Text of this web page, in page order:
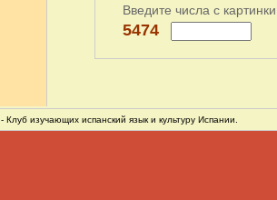
Введите числа с
5474
- Клуб изучающих испанский язык и культуру Испании.